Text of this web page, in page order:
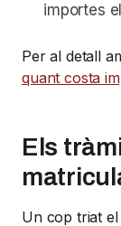
importes
Per al detall
quant costa
Els
Un cop triat